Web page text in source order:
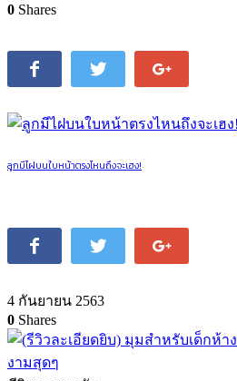
0 Shares
ลูกมีไฝบนใบหน้าตรงไหนถึงจะเฮง!
4 กันยายน 2563
0 Shares